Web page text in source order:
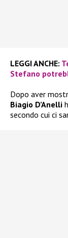
LEGGI ANCHE:
Stefano
Dopo aver
Biagio D’Anelli
secondo cui ci